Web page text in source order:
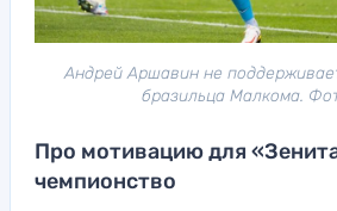
Андрей Аршавин не
бразильца Малкома.
Про мотивацию для
чемпионство